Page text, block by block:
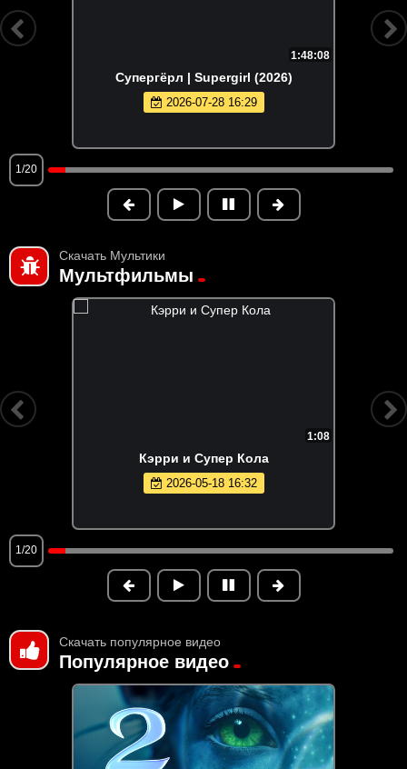
1:48:08
Супергёрл | Supergirl (2026)
2026-07-28 16:29
1/20
Скачать Мультики
Мультфильмы
1:08
Кэрри и Супер Кола
2026-05-18 16:32
1/20
Скачать популярное видео
Популярное видео